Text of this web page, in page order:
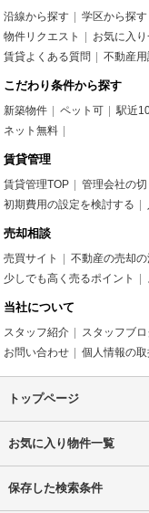
沿線から探す 学区から探す
物件リクエスト
お気に入
賃貸よくある質問
不動産
こだわり条件から探す
新築物件 ペット可 駅近
ネット無料
賃貸管理
賃貸管理TOP 管理会社の切
初期費用の設定を検討する
売却相談
売買サイト 不動産の売却
少しでも高く売るポイント
当社について
スタッフ紹介 スタッフブ
お問い合わせ
個人情報の
トップページ
お気に入り物件一覧
保存した検索条件